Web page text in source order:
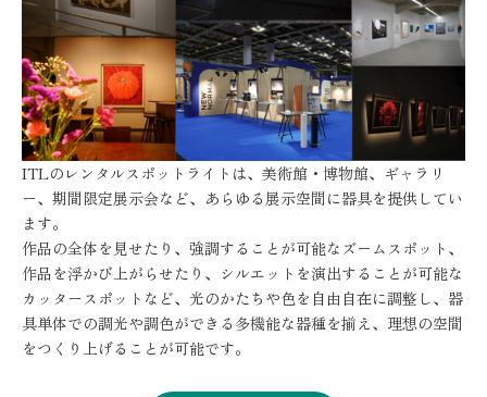
ITLのレンタルスポットライトは、美術館・博物館、ギャラリ
ー、期間限定展示会など、あらゆる展示空間に器具を提供してい
ます。
作品の全体を見せたり、強調することが可能なズームスポット、
作品を浮かび上がらせたり、シルエットを演出することが可能な
カッタースポットなど、光のかたちや色を自由自在に調整し、器
具単体での調光や調色ができる多機能な器種を揃え、理想の空間
をつくり上げることが可能です。